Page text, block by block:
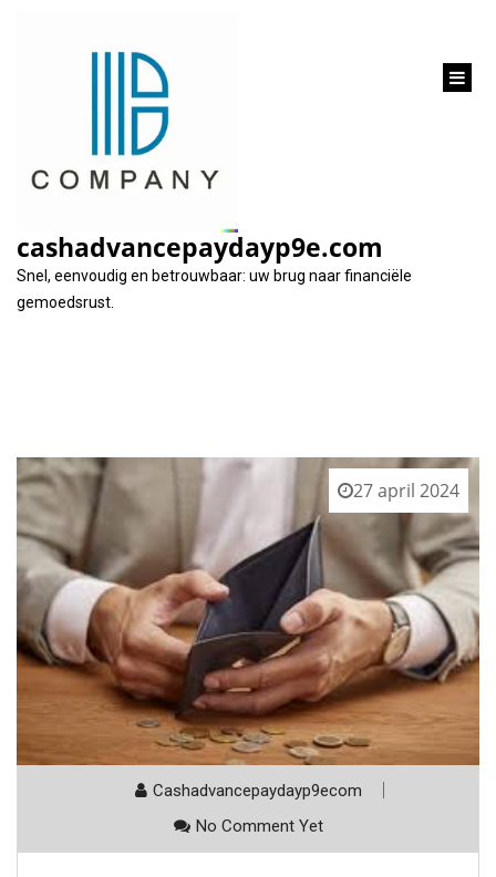
cashadvancepaydayp9e.com
Snel, eenvoudig en betrouwbaar: uw brug naar financiële
gemoedsrust.
Categorie:
27 april 2024
Cashadvancepaydayp9ecom
No Comment Yet